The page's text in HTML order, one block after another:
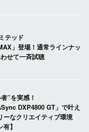
テッド
」登場！通常ラインナッ
せて一斉試聴
”を実感！
DXP4800 GT」で叶え
ーなクリエイティブ環境
】